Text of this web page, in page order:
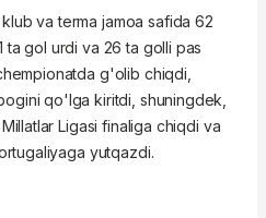
va terma jamoa safida 62
ta gol urdi va 26 ta golli pas
g'olib chiqdi,
qo'lga kiritdi, shuningdek,
Ligasi finaliga chiqdi va
yutqazdi.